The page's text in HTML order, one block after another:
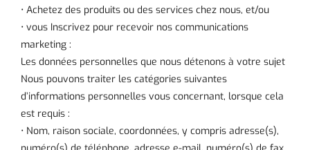
• Achetez des produits ou des services chez nous, et/ou
• vous Inscrivez pour recevoir nos communications
marketing :
Les données personnelles que nous détenons à votre sujet
Nous pouvons traiter les catégories suivantes
d’informations personnelles vous concernant, lorsque cela
est requis :
• Nom, raison sociale, coordonnées, y compris adresse(s),